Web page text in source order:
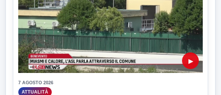
▶
7 AGOSTO 2026
ATTUALITÀ